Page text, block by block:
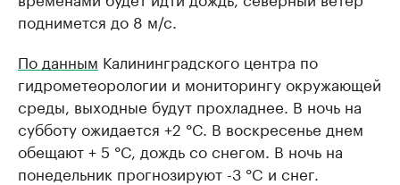
поднимется до 8 м/с.
По данным Калининградского центра по
гидрометеорологии и мониторингу окружающей
среды, выходные будут прохладнее. В ночь на
субботу ожидается +2 °C. В воскресенье днем
обещают + 5 °C, дождь со снегом. В ночь на
понедельник прогнозируют -3 °C и снег.